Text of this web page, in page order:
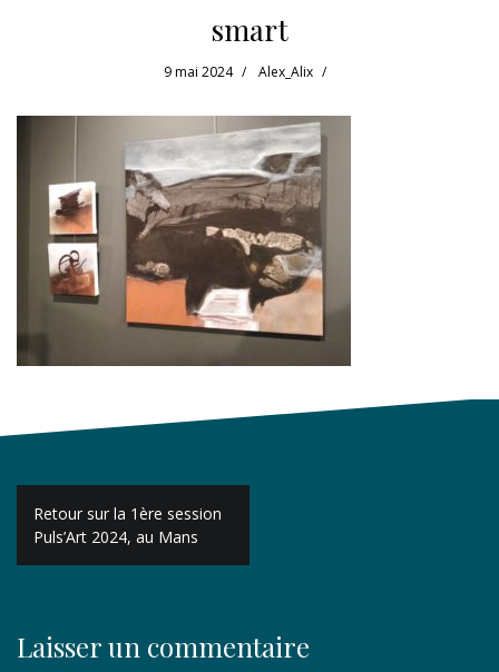
smart
9 mai 2024 Alex_Alix
Navigation
de
l’article
Retour sur la 1ère session
Puls’Art 2024, au Mans
Laisser un commentaire